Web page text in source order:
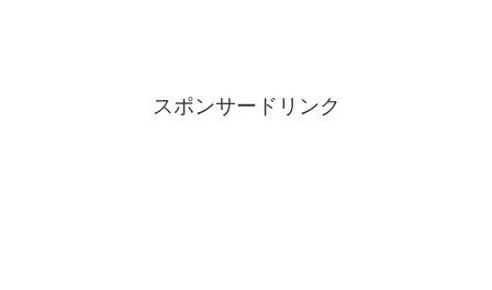
スポンサードリンク